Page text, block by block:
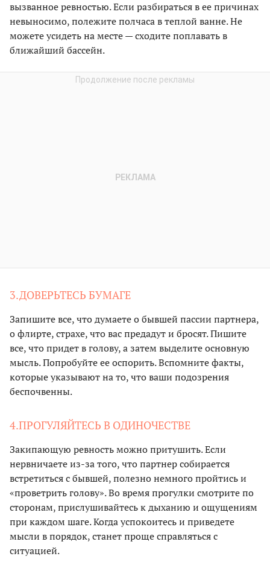
вызванное ревностью. Если разбираться в ее причинах
невыносимо, полежите полчаса в теплой ванне. Не
можете усидеть на месте — сходите поплавать в
ближайший бассейн.
3.ДОВЕРЬТЕСЬ БУМАГЕ
Запишите все, что думаете о бывшей пассии партнера,
о флирте, страхе, что вас предадут и бросят. Пишите
все, что придет в голову, а затем выделите основную
мысль. Попробуйте ее оспорить. Вспомните факты,
которые указывают на то, что ваши подозрения
беспочвенны.
4.ПРОГУЛЯЙТЕСЬ В ОДИНОЧЕСТВЕ
Закипающую ревность можно притушить. Если
нервничаете из-за того, что партнер собирается
встретиться с бывшей, полезно немного пройтись и
«проветрить голову». Во время прогулки смотрите по
сторонам, прислушивайтесь к дыханию и ощущениям
при каждом шаге. Когда успокоитесь и приведете
мысли в порядок, станет проще справляться с
ситуацией.